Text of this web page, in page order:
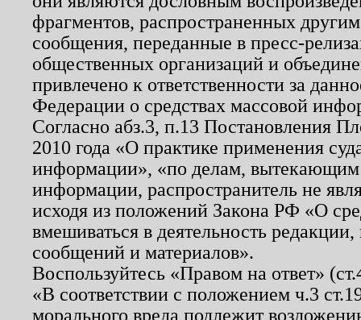
фрагментов, распространенных
сообщения, переданные в пресс-
общественных организаций и
привлечено к ответственности за
Федерации о средствах массовой
Согласно абз.3, п.13 Постановления
2010 года «О практике применения
информации», «по делам, вытекающим
информации, распространитель не
исходя из положений Закона РФ «О
вмешиваться в деятельность
сообщений и материалов».
Воспользуйтесь «Правом на ответ»
«В соответствии с положением ч.3
морального вреда подлежит